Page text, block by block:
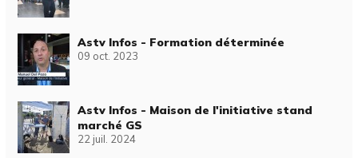
Astv Infos - Formation déterminée
09 oct. 2023
Astv Infos - Maison de l'initiative stand
marché GS
22 juil. 2024